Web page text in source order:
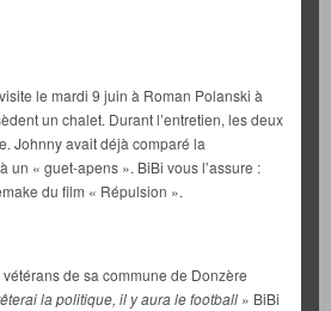
le mardi 9 juin à Roman Polanski à
un chalet. Durant l’entretien, les deux
Johnny avait déjà comparé la
un « guet-apens ». BiBi vous l’assure :
du film « Répulsion ».
de sa commune de Donzère
la politique, il y aura le football » BiBi